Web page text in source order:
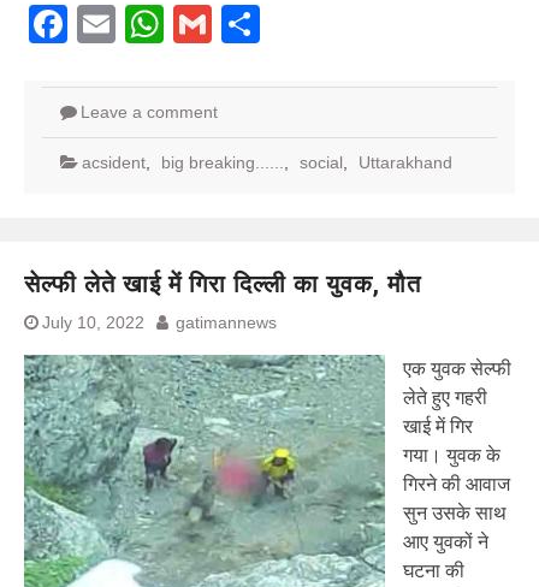
Facebook
EmailWhatsApp
Gmail
Leave a comment
acsident big breaking...... social Uttarakhand
सेल्फी लेते खाई में गिरा दिल्ली का युवक, मौत
July 10, 2022 gatimannews
एक युवक सेल्फी
लेते हुए गहरी
खाई में गिर
गया। युवक के
गिरने की आवाज
सुन उसके साथ
आए युवकों ने
घटना की